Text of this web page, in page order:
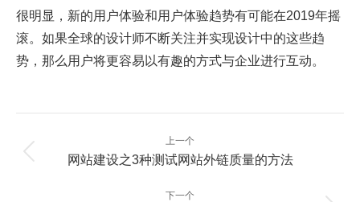
很明显，新的用户体验和用户体验趋势有可能在2019年摇
滚。如果全球的设计师不断关注并实现设计中的这些趋
势，那么用户将更容易以有趣的方式与企业进行互动。
文
章
上一个
上
篇：
网站建设之3种测试网站外链质量的方法
下一个